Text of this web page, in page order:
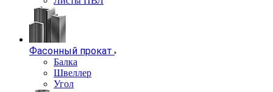
Фасонный прокат
Балка
Швеллер
Угол